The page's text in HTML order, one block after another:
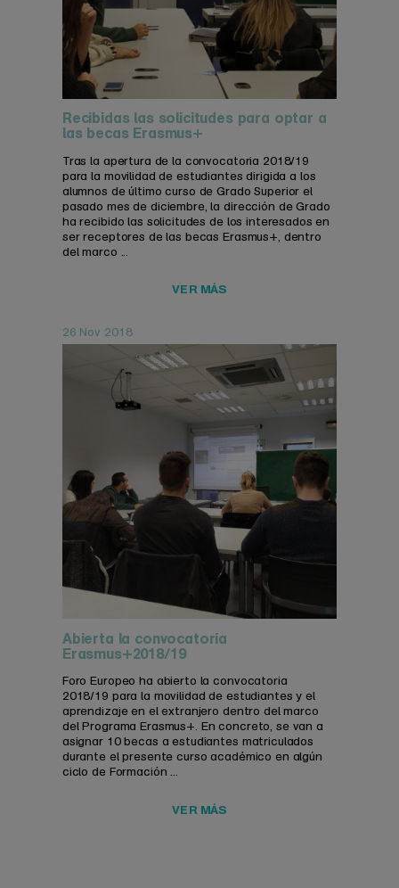
Recibidas las solicitudes para optar a
las becas Erasmus+
Tras la apertura de la convocatoria 2018/19
para la movilidad de estudiantes dirigida a los
alumnos de último curso de Grado Superior el
pasado mes de diciembre, la dirección de Grado
ha recibido las solicitudes de los interesados en
ser receptores de las becas Erasmus+, dentro
del marco ...
VER MÁS
26 Nov 2018
Abierta la convocatoria
Erasmus+2018/19
Foro Europeo ha abierto la convocatoria
2018/19 para la movilidad de estudiantes y el
aprendizaje en el extranjero dentro del marco
del Programa Erasmus+. En concreto, se van a
asignar 10 becas a estudiantes matriculados
durante el presente curso académico en algún
ciclo de Formación ...
VER MÁS